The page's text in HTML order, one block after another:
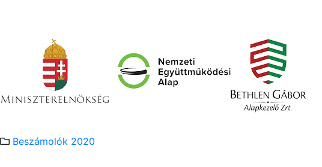
Beszámolók 2020